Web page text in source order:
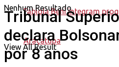
Nenhum Resultado
View All Result
Tribunal
declara
por 8 anos